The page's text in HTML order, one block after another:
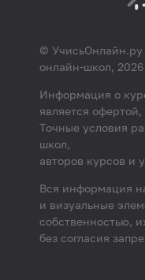
© УчисьОнлайн.ру
онлайн-школ, 2026
Информация о
является
Точные условия
школ,
авторов курсов и
Вся информация
и визуальные
собственностью,
без согласия